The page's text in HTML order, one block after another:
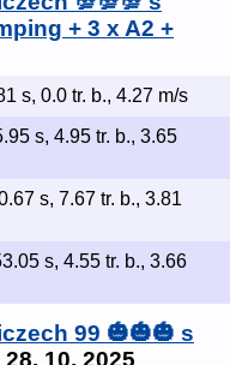
+ 3 x A2 +
s, 0.0 tr. b., 4.27 m/s
s, 4.95 tr. b., 3.65
s, 7.67 tr. b., 3.81
s, 4.55 tr. b., 3.66
99 🎃🎃🎃 s
28. 10. 2025